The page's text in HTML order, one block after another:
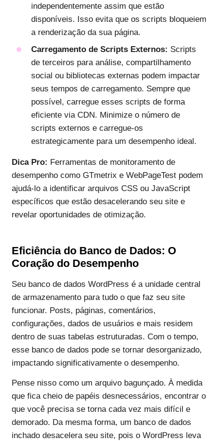
independentemente assim que estão
disponíveis. Isso evita que os scripts bloqueiem
a renderização da sua página.
Carregamento de Scripts Externos: Scripts
de terceiros para análise, compartilhamento
social ou bibliotecas externas podem impactar
seus tempos de carregamento. Sempre que
possível, carregue esses scripts de forma
eficiente via CDN. Minimize o número de
scripts externos e carregue-os
estrategicamente para um desempenho ideal.
Dica Pro: Ferramentas de monitoramento de
desempenho como GTmetrix e WebPageTest podem
ajudá-lo a identificar arquivos CSS ou JavaScript
específicos que estão desacelerando seu site e
revelar oportunidades de otimização.
Eficiência do Banco de Dados: O
Coração do Desempenho
Seu banco de dados WordPress é a unidade central
de armazenamento para tudo o que faz seu site
funcionar. Posts, páginas, comentários,
configurações, dados de usuários e mais residem
dentro de suas tabelas estruturadas. Com o tempo,
esse banco de dados pode se tornar desorganizado,
impactando significativamente o desempenho.
Pense nisso como um arquivo bagunçado. À medida
que fica cheio de papéis desnecessários, encontrar o
que você precisa se torna cada vez mais difícil e
demorado. Da mesma forma, um banco de dados
inchado desacelera seu site, pois o WordPress leva